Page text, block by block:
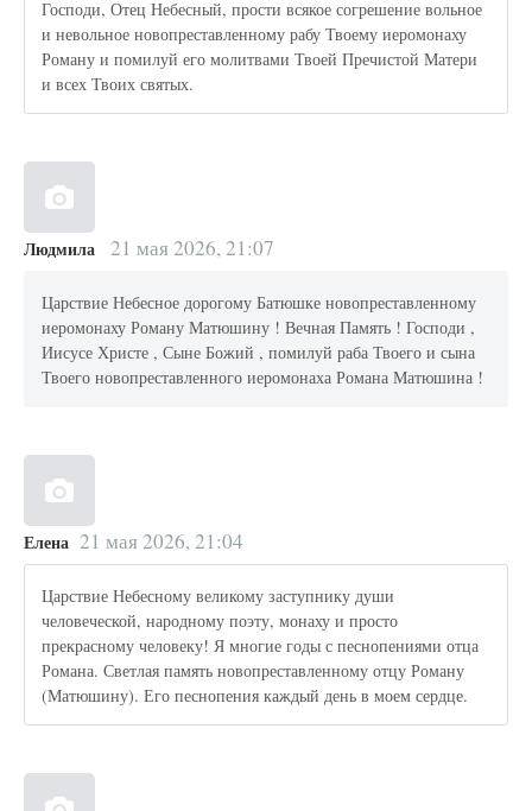
Господи, Отец Небесный, прости всякое согрешение вольное
и невольное новопреставленному рабу Твоему иеромонаху
Роману и помилуй его молитвами Твоей Пречистой Матери
и всех Твоих святых.
Людмила 21 мая 2026, 21:07
Царствие Небесное дорогому Батюшке новопреставленному
иеромонаху Роману Матюшину ! Вечная Память ! Господи ,
Иисусе Христе , Сыне Божий , помилуй раба Твоего и сына
Твоего новопреставленного иеромонаха Романа Матюшина !
Елена 21 мая 2026, 21:04
Царствие Небесному великому заступнику души
человеческой, народному поэту, монаху и просто
прекрасному человеку! Я многие годы с песнопениями отца
Романа. Светлая память новопреставленному отцу Роману
(Матюшину). Его песнопения каждый день в моем сердце.